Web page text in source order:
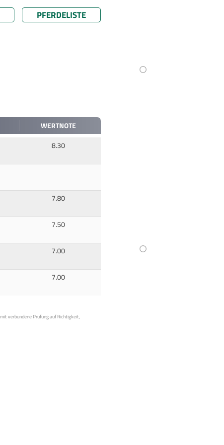
PFERDELISTE
WERTNOTE
8.30
7.80
7.50
7.00
7.00
verbundene Prüfung auf Richtigkeit,